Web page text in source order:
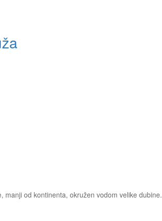
od kontinenta, okružen vodom velike dubine.